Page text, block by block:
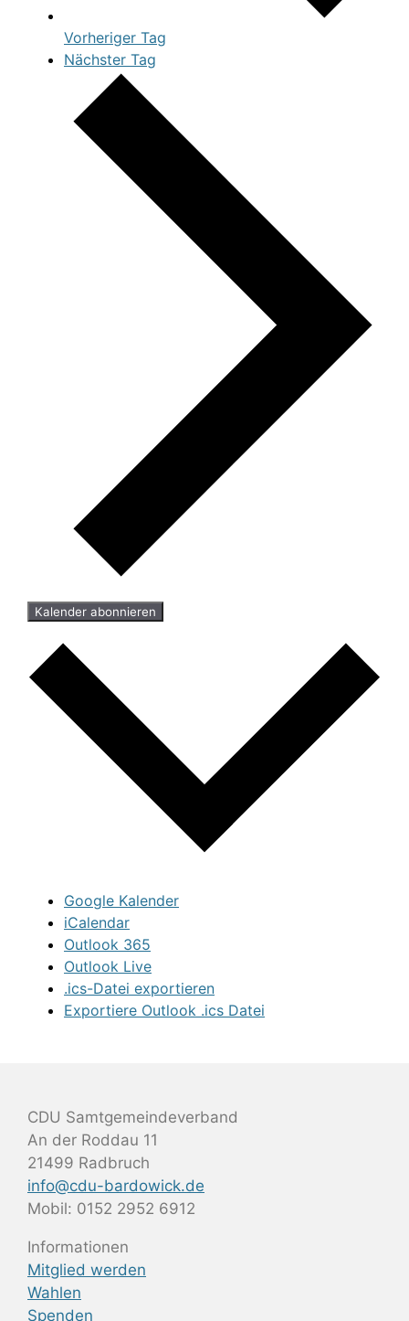
Vorheriger Tag
Nächster Tag
Kalender abonnieren
Google Kalender
iCalendar
Outlook 365
Outlook Live
.ics-Datei exportieren
Exportiere Outlook .ics Datei
CDU Samtgemeindeverband
An der Roddau 11
21499 Radbruch
info@cdu-bardowick.de
Mobil: 0152 2952 6912
Informationen
Mitglied werden
Wahlen
Spenden